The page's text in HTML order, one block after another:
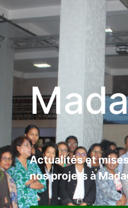
Actualités et
nos projets à